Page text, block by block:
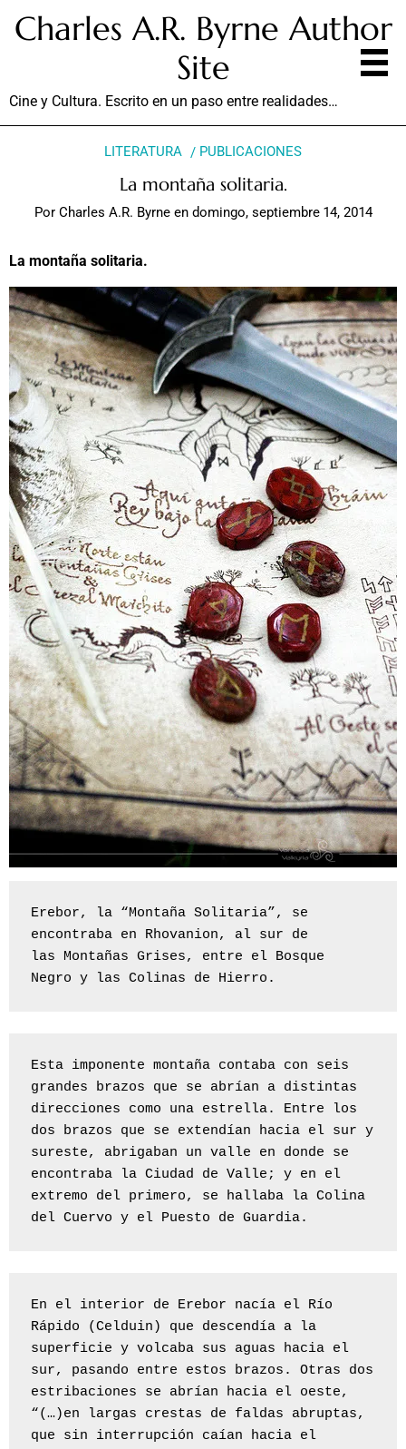
Charles A.R. Byrne Author
Site
Cine y Cultura. Escrito en un paso entre realidades…
LITERATURA PUBLICACIONES
La montaña solitaria.
Por Charles A.R. Byrne en domingo, septiembre 14, 2014
La montaña solitaria.
Erebor, la “Montaña Solitaria”, se
encontraba en Rhovanion, al sur de
las Montañas Grises, entre el Bosque
Negro y las Colinas de Hierro.
Esta imponente montaña contaba con seis
grandes brazos que se abrían a distintas
direcciones como una estrella. Entre los
dos brazos que se extendían hacia el sur y
sureste, abrigaban un valle en donde se
encontraba la Ciudad de Valle; y en el
extremo del primero, se hallaba la Colina
del Cuervo y el Puesto de Guardia.
En el interior de Erebor nacía el Río
Rápido (Celduin) que descendía a la
superficie y volcaba sus aguas hacia el
sur, pasando entre estos brazos. Otras dos
estribaciones se abrían hacia el oeste,
“(…)en largas crestas de faldas abruptas,
que sin interrupción caían hacia el